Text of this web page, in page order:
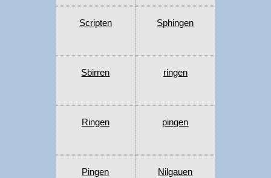
Scripten Sphingen
Sbirren ringen
Ringen pingen
Pingen Nilgauen